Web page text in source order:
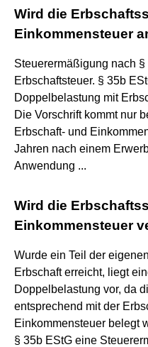
Wird die
Einkommensteuer
Steuerermäßigung nach
Erbschaftsteuer. § 35b
Doppelbelastung mit
Die Vorschrift kommt nur
Erbschaft- und
Jahren nach einem
Anwendung ...
Wird die
Einkommensteuer
Wurde ein Teil der
Erbschaft erreicht, liegt
Doppelbelastung vor, da
entsprechend mit der
Einkommensteuer belegt
§ 35b EStG eine